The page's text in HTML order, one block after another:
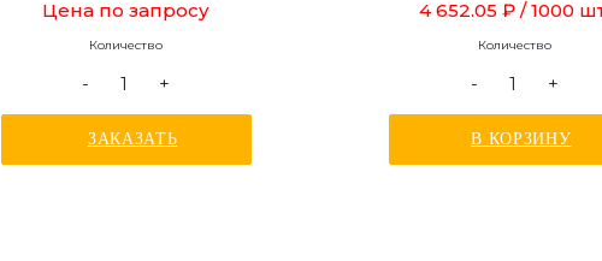
длиной 17,5 мм
Цена по запросу
Количество
- +
ЗАКАЗАТЬ
4 652.05 ₽/ 1000
Количество
- +
В КОРЗИНУ